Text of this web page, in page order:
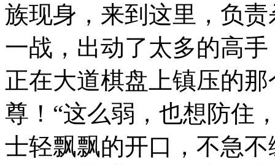
族现身，来到这里，负
一战，出动了太多的高
正在大道棋盘上镇压的
尊！“这么弱，也想防住
士轻飘飘的开口，不急